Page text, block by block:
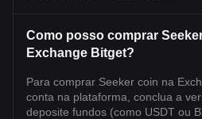
Como posso comprar
Exchange Bitget?
Para comprar Seeker coin na
conta na plataforma, conclua a
deposite fundos (como USDT ou